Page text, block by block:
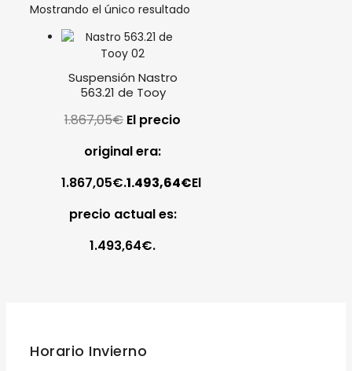
Mostrando el único resultado
Suspensión Nastro
563.21 de Tooy
1.867,05€ El precio
original era:
1.867,05€.1.493,64€El
precio actual es:
1.493,64€.
Horario Invierno